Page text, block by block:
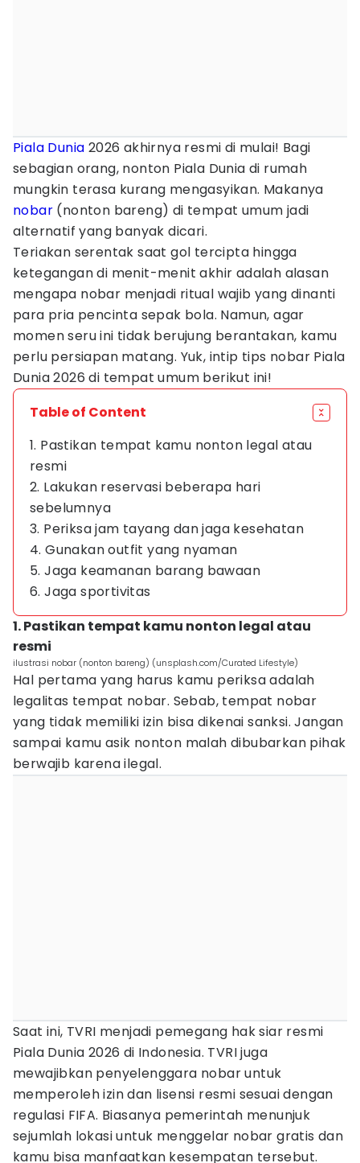
Piala Dunia 2026 akhirnya resmi di mulai! Bagi
sebagian orang, nonton Piala Dunia di rumah
mungkin terasa kurang mengasyikan. Makanya
nobar (nonton bareng) di tempat umum jadi
alternatif yang banyak dicari.
Teriakan serentak saat gol tercipta hingga
ketegangan di menit-menit akhir adalah alasan
mengapa nobar menjadi ritual wajib yang dinanti
para pria pencinta sepak bola. Namun, agar
momen seru ini tidak berujung berantakan, kamu
perlu persiapan matang. Yuk, intip tips nobar Piala
Dunia 2026 di tempat umum berikut ini!
Table of Content
1. Pastikan tempat kamu nonton legal atau
resmi
2. Lakukan reservasi beberapa hari
sebelumnya
3. Periksa jam tayang dan jaga kesehatan
4. Gunakan outfit yang nyaman
5. Jaga keamanan barang bawaan
6. Jaga sportivitas
1. Pastikan tempat kamu nonton legal atau
resmi
ilustrasi nobar (nonton bareng) (unsplash.com/Curated Lifestyle)
Hal pertama yang harus kamu periksa adalah
legalitas tempat nobar. Sebab, tempat nobar
yang tidak memiliki izin bisa dikenai sanksi. Jangan
sampai kamu asik nonton malah dibubarkan pihak
berwajib karena ilegal.
Saat ini, TVRI menjadi pemegang hak siar resmi
Piala Dunia 2026 di Indonesia. TVRI juga
mewajibkan penyelenggara nobar untuk
memperoleh izin dan lisensi resmi sesuai dengan
regulasi FIFA. Biasanya pemerintah menunjuk
sejumlah lokasi untuk menggelar nobar gratis dan
kamu bisa manfaatkan kesempatan tersebut.